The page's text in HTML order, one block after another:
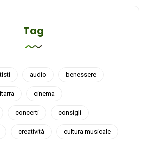
Tag
audio benessere
cinema
concerti consigli
creatività cultura musicale